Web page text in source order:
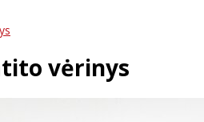
vėrinys